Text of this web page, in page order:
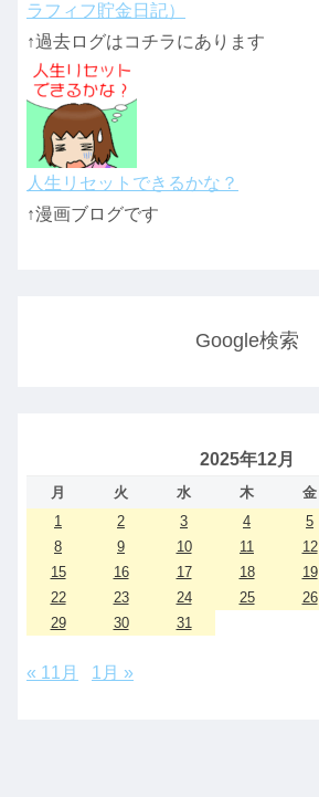
ラフィフ貯金日記）
↑過去ログはコチラにあります
人生リセットできるかな？
↑漫画ブログです
Google検索
2025年12月
月 火 水 木 金
1
2 3 4 5
8
9 10 11 12
15
16 17 18 19
22
23 24 25 26
29
30 31
« 11月 1月 »